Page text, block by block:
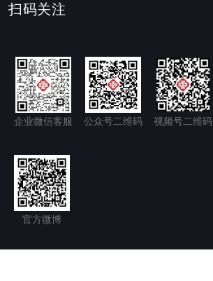
扫码关注
企业微信客服 公众号二维码 视频号二维码
官方微博